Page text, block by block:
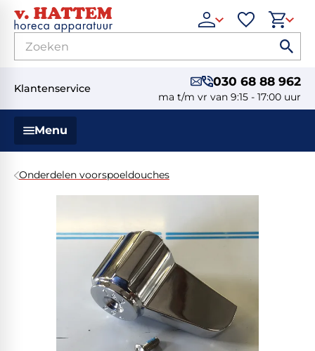
Klantenservice 030 68 88 962
ma t/m vr van 9:15 - 17:00 uur
Menu
Onderdelen voorspoeldouches